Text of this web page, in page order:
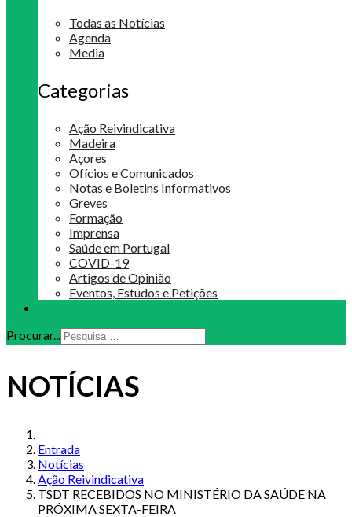
Todas as Notícias
Agenda
Media
Categorias
Ação Reivindicativa
Madeira
Açores
Ofícios e Comunicados
Notas e Boletins Informativos
Greves
Formação
Imprensa
Saúde em Portugal
COVID-19
Artigos de Opinião
Eventos, Estudos e Petições
Procurar...
NOTÍCIAS
Entrada
Notícias
Ação Reivindicativa
TSDT RECEBIDOS NO MINISTÉRIO DA SAÚDE NA
PRÓXIMA SEXTA-FEIRA